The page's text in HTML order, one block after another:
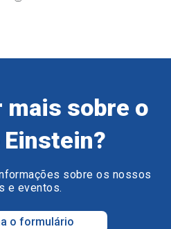
mais sobre o
Einstein?
sobre os nossos
e eventos.
o formulário